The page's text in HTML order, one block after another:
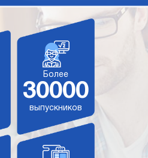
Более
30000
выпускников